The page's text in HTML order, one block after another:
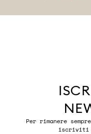
Per rimanere
iscriviti